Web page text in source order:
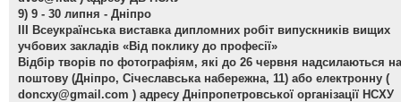
9) 9 - 30 липня - Дніпро
ІІІ Всеукраїнська виставка дипломних робіт випускників вищих
учбових закладів «Від поклику до професії»
Відбір творів по фотографіям, які до 26 червня надсилаються на
поштову (Дніпро, Січеславська набережна, 11) або електронну (
doncxy@gmail.com ) адресу Дніпропетровської організації НСХУ